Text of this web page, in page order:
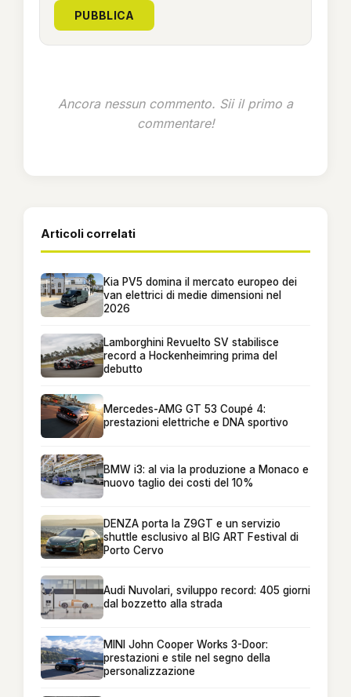
PUBBLICA
Ancora nessun commento. Sii il primo a
commentare!
Articoli correlati
Kia PV5 domina il mercato europeo dei
van elettrici di medie dimensioni nel
2026
Lamborghini Revuelto SV stabilisce
record a Hockenheimring prima del
debutto
Mercedes-AMG GT 53 Coupé 4:
prestazioni elettriche e DNA sportivo
BMW i3: al via la produzione a Monaco e
nuovo taglio dei costi del 10%
DENZA porta la Z9GT e un servizio
shuttle esclusivo al BIG ART Festival di
Porto Cervo
Audi Nuvolari, sviluppo record: 405 giorni
dal bozzetto alla strada
MINI John Cooper Works 3-Door:
prestazioni e stile nel segno della
personalizzazione